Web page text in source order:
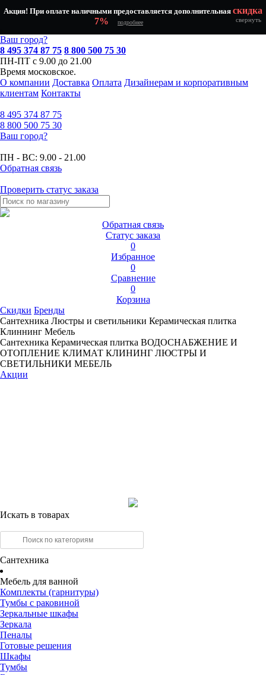
Акция! При оплате наличными предоставляется дополнительная скидка
7%
подробнее свернуть
Ваш город?
8 495 374 87 75 8 800 500 75 30
ПН-ПТ с 9.00 до 21.00
Время московское.
О компании Доставка Оплата Дизайнерам и корпоративным
клиентам Контакты
8 495 374 87 75
8 800 500 75 30
Ваш город?
ПН - ВС: 9.00 - 21.00
Обратная связь
Проверить статус заказа
Обратная связь
Статус заказа
0
Избранное
0
Сравнение
0
Корзина
Скидки Бренды
Сантехника Люстры и светильники Керамическая плитка
Клиннинг Мебель
Сантехника Керамическая плитка ВОДОСНАБЖЕНИЕ И
ОТОПЛЕНИЕ КЛИМАТ КЛИНИНГ ЛЮСТРЫ И
СВЕТИЛЬНИКИ МЕБЕЛЬ
Акции
Искать в товарах
Сантехника
Мебель для ванной
Комплекты (гарнитуры)
Тумбы с раковиной
Зеркальные шкафы
Зеркала
Пеналы
Готовые решения
Шкафы
Тумбы